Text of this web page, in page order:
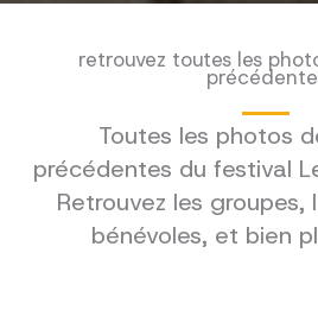
retrouvez toutes les
Toutes les photos
précédentes du festival
Retrouvez les groupes,
bénévoles, et bien